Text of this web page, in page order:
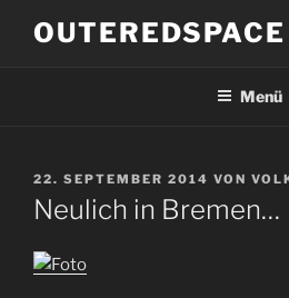
InhaltOUTEREDSPACE
Menü
VERÖFFENTLICHT
AM
22. SEPTEMBER 2014 VON
Neulich in Bremen…